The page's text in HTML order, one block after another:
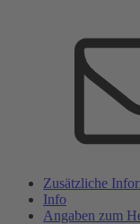
Zusätzliche
Info
Angaben zum